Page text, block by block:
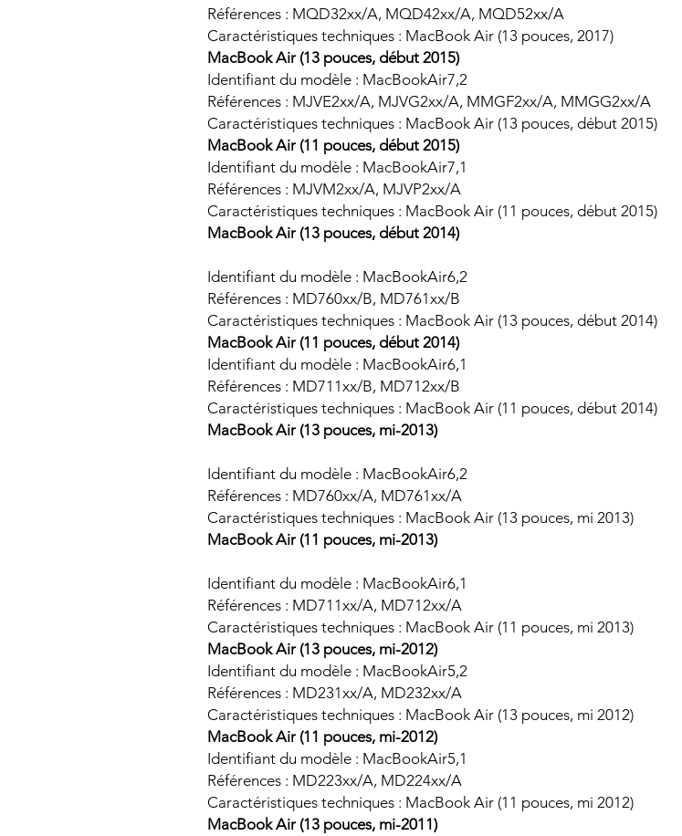
Références : MQD32xx/A, MQD42xx/A, MQD52xx/A
Caractéristiques techniques : MacBook Air (13 pouces, 2017)
MacBook Air (13 pouces, début 2015)
Identifiant du modèle : MacBookAir7,2
Références : MJVE2xx/A, MJVG2xx/A, MMGF2xx/A, MMGG2xx/A
Caractéristiques techniques : MacBook Air (13 pouces, début 2015)
MacBook Air (11 pouces, début 2015)
Identifiant du modèle : MacBookAir7,1
Références : MJVM2xx/A, MJVP2xx/A
Caractéristiques techniques : MacBook Air (11 pouces, début 2015)
MacBook Air (13 pouces, début 2014)
Identifiant du modèle : MacBookAir6,2
Références : MD760xx/B, MD761xx/B
Caractéristiques techniques : MacBook Air (13 pouces, début 2014)
MacBook Air (11 pouces, début 2014)
Identifiant du modèle : MacBookAir6,1
Références : MD711xx/B, MD712xx/B
Caractéristiques techniques : MacBook Air (11 pouces, début 2014)
MacBook Air (13 pouces, mi-2013)
Identifiant du modèle : MacBookAir6,2
Références : MD760xx/A, MD761xx/A
Caractéristiques techniques : MacBook Air (13 pouces, mi 2013)
MacBook Air (11 pouces, mi-2013)
Identifiant du modèle : MacBookAir6,1
Références : MD711xx/A, MD712xx/A
Caractéristiques techniques : MacBook Air (11 pouces, mi 2013)
MacBook Air (13 pouces, mi-2012)
Identifiant du modèle : MacBookAir5,2
Références : MD231xx/A, MD232xx/A
Caractéristiques techniques : MacBook Air (13 pouces, mi 2012)
MacBook Air (11 pouces, mi-2012)
Identifiant du modèle : MacBookAir5,1
Références : MD223xx/A, MD224xx/A
Caractéristiques techniques : MacBook Air (11 pouces, mi 2012)
MacBook Air (13 pouces, mi-2011)